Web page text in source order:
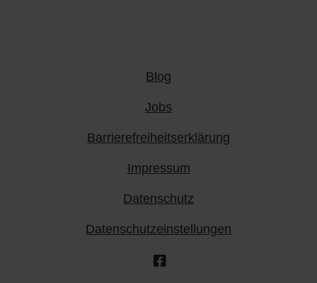
Blog
Jobs
Barrierefreiheitserklärung
Impressum
Datenschutz
Datenschutzeinstellungen